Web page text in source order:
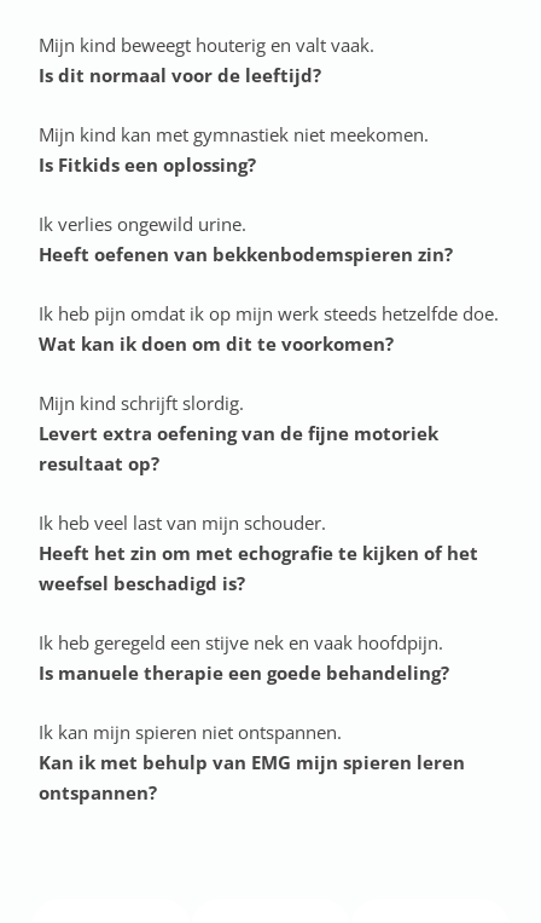
Mijn kind beweegt houterig en valt vaak.
Is dit normaal voor de leeftijd?
Mijn kind kan met gymnastiek niet meekomen.
Is Fitkids een oplossing?
Ik verlies ongewild urine.
Heeft oefenen van bekkenbodemspieren zin?
Ik heb pijn omdat ik op mijn werk steeds hetzelfde doe.
Wat kan ik doen om dit te voorkomen?
Mijn kind schrijft slordig.
Levert extra oefening van de fijne motoriek
resultaat op?
Ik heb veel last van mijn schouder.
Heeft het zin om met echografie te kijken of het
weefsel beschadigd is?
Ik heb geregeld een stijve nek en vaak hoofdpijn.
Is manuele therapie een goede behandeling?
Ik kan mijn spieren niet ontspannen.
Kan ik met behulp van EMG mijn spieren leren
ontspannen?